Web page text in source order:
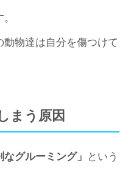
物達は自分を傷つけて
まう原因
なグルーミング」 という